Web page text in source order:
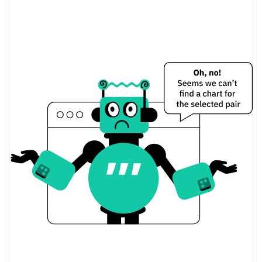
A mudança de ontem 0.68%
Volume de ontem $3.5030783
Histórico do preço do
ArtificialGirlfriendIntelligence
7 dias Baixa / 7 dias Alta
$0.0000029276227 /
$0.000003914094
30 dias Baixa / 30 dias
$0.0000029276227 /